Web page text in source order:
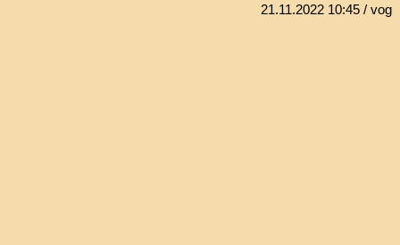
21.11.2022 10:45 / vog